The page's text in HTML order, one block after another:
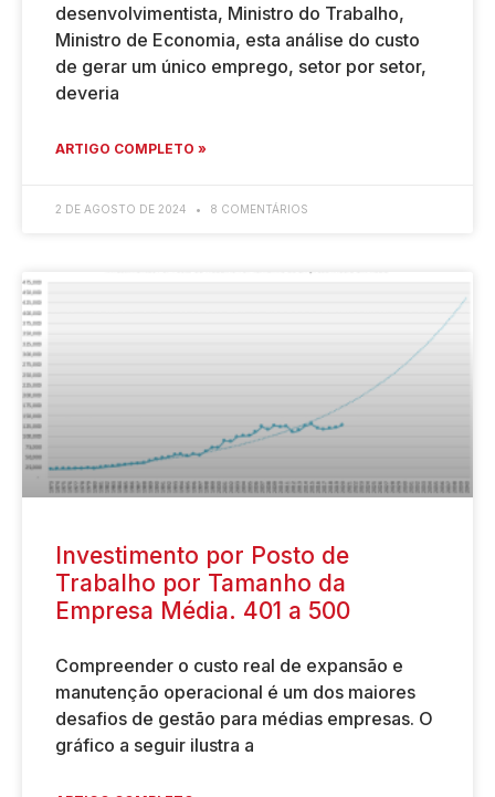
desenvolvimentista, Ministro do Trabalho,
Ministro de Economia, esta análise do custo
de gerar um único emprego, setor por setor,
deveria
ARTIGO COMPLETO »
2 DE AGOSTO DE 2024 8 COMENTÁRIOS
Investimento por Posto de
Trabalho por Tamanho da
Empresa Média. 401 a 500
Compreender o custo real de expansão e
manutenção operacional é um dos maiores
desafios de gestão para médias empresas. O
gráfico a seguir ilustra a